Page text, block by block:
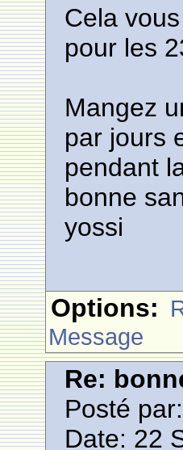
Cela
pour les
Mangez
par jours
pendant
bonne
yossi
Options:
Message
Re:
Posté par:
Date: 22